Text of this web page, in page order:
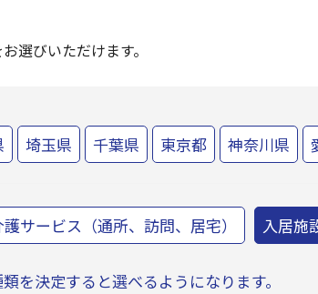
選びいただけます。
埼玉県 千葉県 東京都 神奈川県
サービス（通所、訪問、居宅） 入居施
を決定すると選べるようになります。